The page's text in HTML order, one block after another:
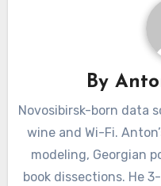
By
Novosibirsk-born data
wine and Wi-Fi.
modeling, Georgian
book dissections. He